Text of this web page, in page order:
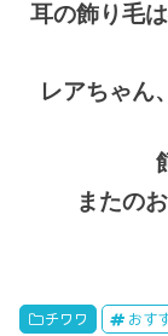
耳の飾り毛
レアちゃん
またの
チワワ おす